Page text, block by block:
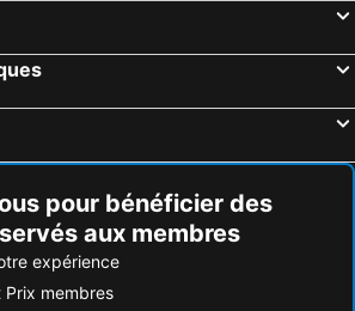
pour bénéficier des
aux membres
expérience
membres